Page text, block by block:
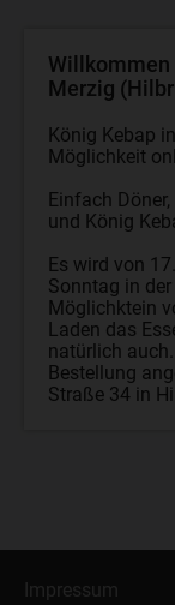
Willkommen
Merzig
König Kebap
Möglichkeit
Einfach
und König
Es wird von
Sonntag in
Möglichktein
Laden das
natürlich
Bestellung
Straße 34 in
Impressum